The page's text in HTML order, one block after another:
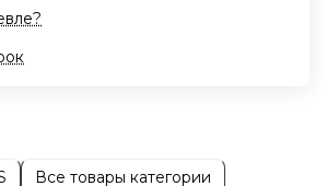
Все товары категории